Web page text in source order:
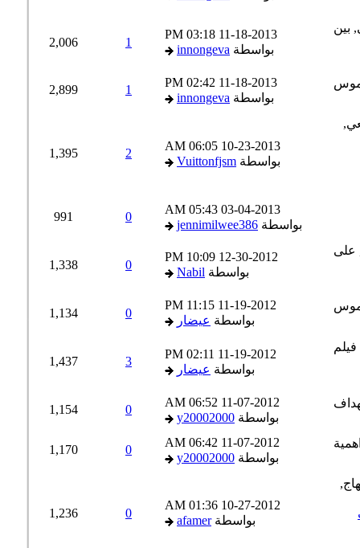
11-18-2013
03:18 PM
بواسطةinnongeva
2,006
11-18-2013
02:42 PM
بواسطةinnongeva
2,899
10-23-2013
06:05 AM
بواسطةVuittonfjsm
1,395
03-04-2013
05:43 AM
بواسطةjennimilwee386
991
12-30-2012
10:09 PM
بواسطةNabil
1,338
11-19-2012
11:15 PM
بواسطةعيضار
1,134
11-19-2012
02:11 PM
بواسطةعيضار
1,437
11-07-2012
06:52 AM
بواسطةy20002000
1,154
11-07-2012
06:42 AM
بواسطةy20002000
1,170
10-27-2012
01:36 AM
بواسطةafamer
1,236